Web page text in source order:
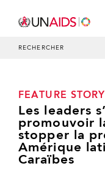
RECHERCHER
FEATURE STORY
Les leaders
promouvoir
stopper la
Amérique
Caraïbes